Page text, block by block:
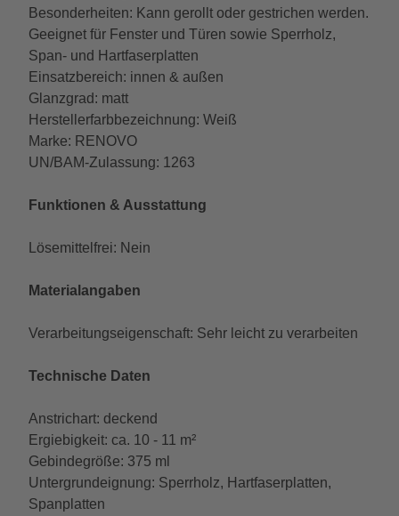
Besonderheiten: Kann gerollt oder gestrichen werden.
Geeignet für Fenster und Türen sowie Sperrholz,
Span- und Hartfaserplatten
Einsatzbereich: innen & außen
Glanzgrad: matt
Herstellerfarbbezeichnung: Weiß
Marke: RENOVO
UN/BAM-Zulassung: 1263
Funktionen & Ausstattung
Lösemittelfrei: Nein
Materialangaben
Verarbeitungseigenschaft: Sehr leicht zu verarbeiten
Technische Daten
Anstrichart: deckend
Ergiebigkeit: ca. 10 - 11 m²
Gebindegröße: 375 ml
Untergrundeignung: Sperrholz, Hartfaserplatten,
Spanplatten